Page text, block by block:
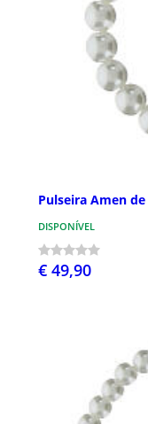
Pulseira Amen
DISPONÍVEL
€ 49,90